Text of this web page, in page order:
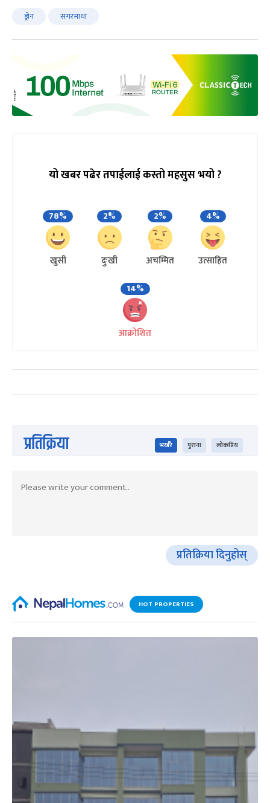
ड्रोन सगरमाथा
यो खबर पढेर तपाईलाई कस्तो महसुस भयो ?
78%
खुसी
2%
दुःखी
2%
अचम्मित
4%
उत्साहित
14%
आक्रोशित
प्रतिक्रिया भर्खरै पुराना लोकप्रिय
प्रतिक्रिया दिनुहोस्
HOT PROPERTIES